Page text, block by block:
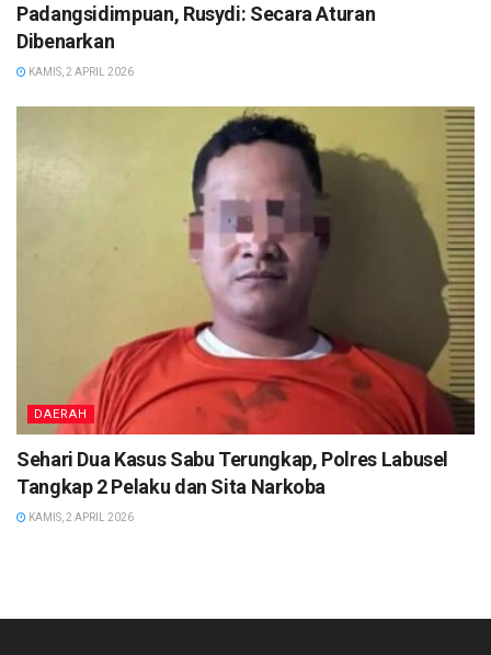
Padangsidimpuan, Rusydi: Secara Aturan
Dibenarkan
KAMIS, 2 APRIL 2026
DAERAH
Sehari Dua Kasus Sabu Terungkap, Polres Labusel
Tangkap 2 Pelaku dan Sita Narkoba
KAMIS, 2 APRIL 2026